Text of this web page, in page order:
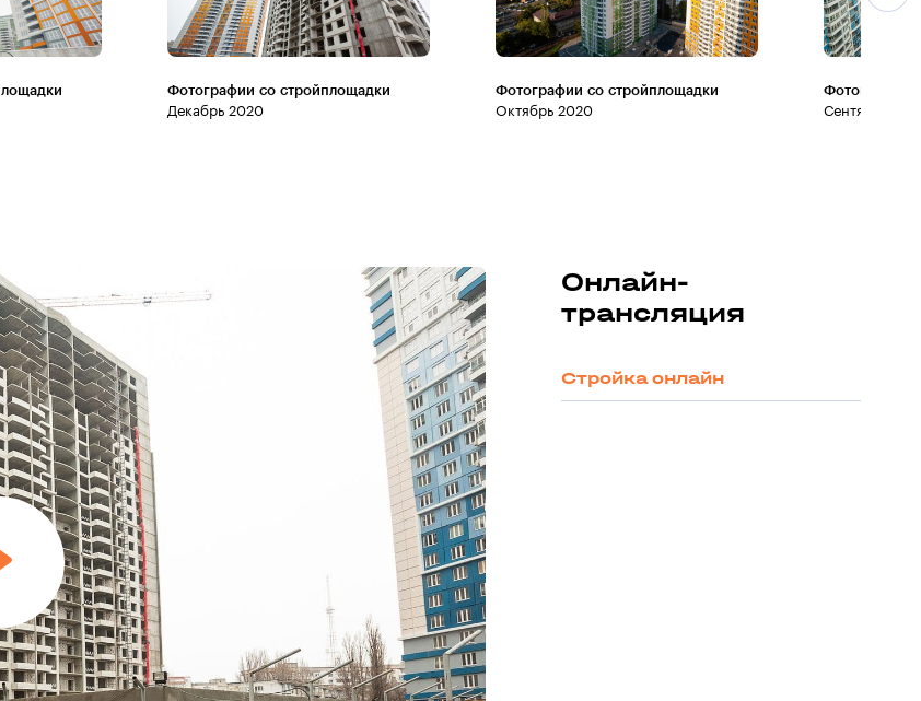
Фотографии со стройплощадки
Декабрь 2020
Фотографии со стройплощадки
Октябрь 2020
Фотографии
Сентябрь
Онлайн-
трансляция
Стройка онлайн